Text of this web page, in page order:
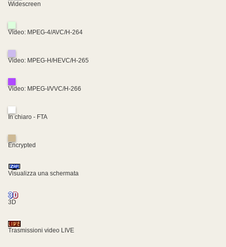
Widescreen
Video: MPEG-4/AVC/H-264
Video: MPEG-H/HEVC/H-265
Video: MPEG-I/VVC/H-266
In chiaro - FTA
Encrypted
Visualizza una schermata
3D
Trasmissioni video LIVE